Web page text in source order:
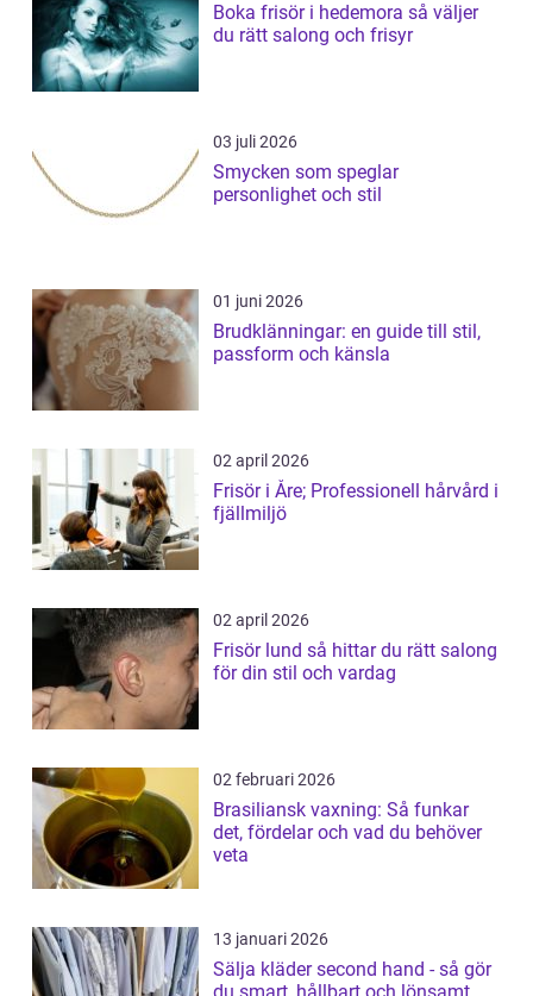
Boka frisör i hedemora så väljer
du rätt salong och frisyr
03 juli 2026
Smycken som speglar
personlighet och stil
01 juni 2026
Brudklänningar: en guide till stil,
passform och känsla
02 april 2026
Frisör i Åre; Professionell hårvård i
fjällmiljö
02 april 2026
Frisör lund så hittar du rätt salong
för din stil och vardag
02 februari 2026
Brasiliansk vaxning: Så funkar
det, fördelar och vad du behöver
veta
13 januari 2026
Sälja kläder second hand - så gör